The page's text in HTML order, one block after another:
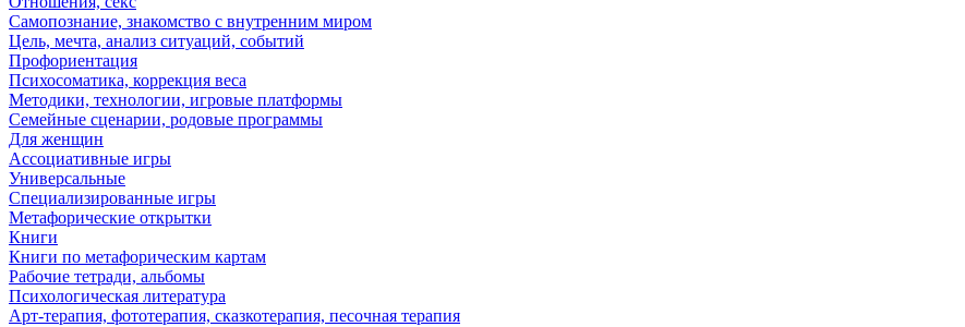
Самопознание, знакомство с внутренним миром
Цель, мечта, анализ ситуаций, событий
Профориентация
Психосоматика, коррекция веса
Методики, технологии, игровые платформы
Семейные сценарии, родовые программы
Для женщин
Ассоциативные игры
Универсальные
Специализированные игры
Метафорические открытки
Книги
Книги по метафорическим картам
Рабочие тетради, альбомы
Психологическая литература
Арт-терапия, фототерапия, сказкотерапия, песочная терапия